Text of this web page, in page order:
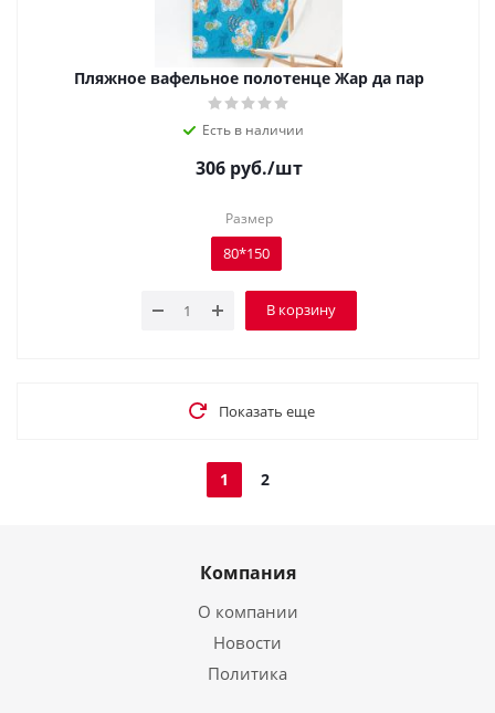
Пляжное вафельное полотенце Жар да пар
Есть в наличии
306руб./шт
Размер
80*150
В корзину
Показать еще
1 2
Компания
О компании
Новости
Политика